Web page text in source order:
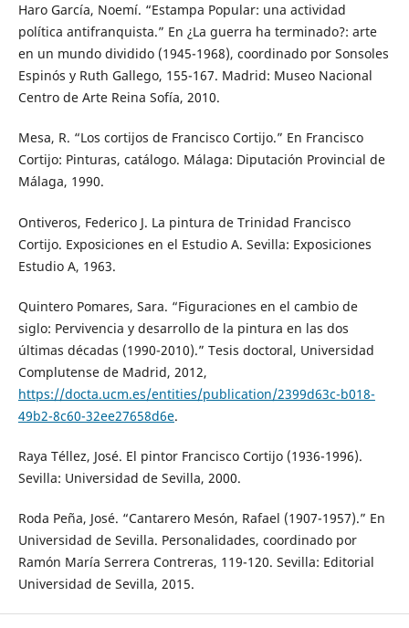
Haro García, Noemí. “Estampa Popular: una actividad
política antifranquista.” En ¿La guerra ha terminado?: arte
en un mundo dividido (1945-1968), coordinado por Sonsoles
Espinós y Ruth Gallego, 155-167. Madrid: Museo Nacional
Centro de Arte Reina Sofía, 2010.
Mesa, R. “Los cortijos de Francisco Cortijo.” En Francisco
Cortijo: Pinturas, catálogo. Málaga: Diputación Provincial de
Málaga, 1990.
Ontiveros, Federico J. La pintura de Trinidad Francisco
Cortijo. Exposiciones en el Estudio A. Sevilla: Exposiciones
Estudio A, 1963.
Quintero Pomares, Sara. “Figuraciones en el cambio de
siglo: Pervivencia y desarrollo de la pintura en las dos
últimas décadas (1990-2010).” Tesis doctoral, Universidad
Complutense de Madrid, 2012,
https://docta.ucm.es/entities/publication/2399d63c-b018-
49b2-8c60-32ee27658d6e.
Raya Téllez, José. El pintor Francisco Cortijo (1936-1996).
Sevilla: Universidad de Sevilla, 2000.
Roda Peña, José. “Cantarero Mesón, Rafael (1907-1957).” En
Universidad de Sevilla. Personalidades, coordinado por
Ramón María Serrera Contreras, 119-120. Sevilla: Editorial
Universidad de Sevilla, 2015.